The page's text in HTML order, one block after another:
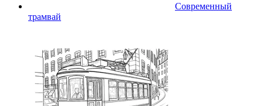
Современный
трамвай